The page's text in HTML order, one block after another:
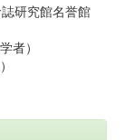
研究館名誉館
）